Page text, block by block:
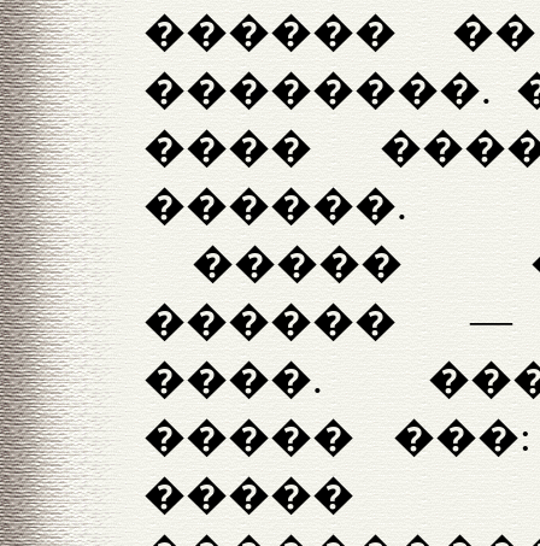
������
��������.
����
������.
�����
������
����.
�����
�����